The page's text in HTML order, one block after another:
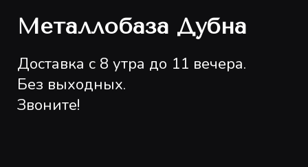
Металлобаза Дубна
Доставка с 8 утра до 11 вечера.
Без выходных.
Звоните!